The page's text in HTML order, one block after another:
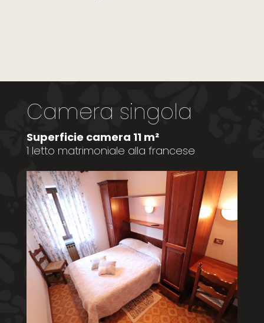
Camera singola
Superficie camera 11 m²
1 letto matrimoniale alla francese